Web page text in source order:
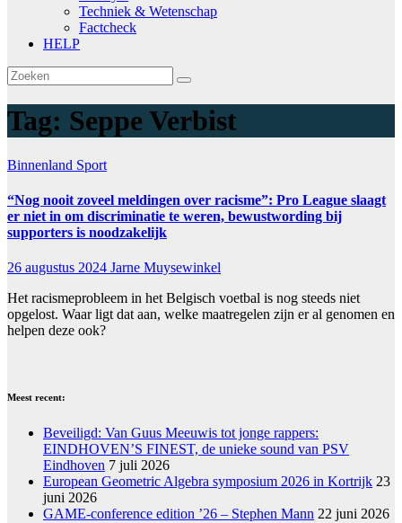
Techniek & Wetenschap
Factcheck
HELP
Tag: Seppe Verbist
Binnenland Sport
“Nog nooit zoveel meldingen over racisme”: Pro League slaagt
er niet in om discriminatie te weren, bewustwording bij
supporters is noodzakelijk
26 augustus 2024 Jarne Muysewinkel
Het racismeprobleem in het Belgisch voetbal is nog steeds niet
opgelost. Waar ligt dat aan, welke maatregelen zijn er al genomen en
helpen deze ook?
Meest recent:
Beveiligd: Van Guus Meeuwis tot jonge rappers:
EINDHOVEN’S FINEST, de unieke sound van PSV
Eindhoven 7 juli 2026
European Geometric Algebra symposium 2026 in Kortrijk 23
juni 2026
GAME-conference edition ’26 – Stephen Mann 22 juni 2026